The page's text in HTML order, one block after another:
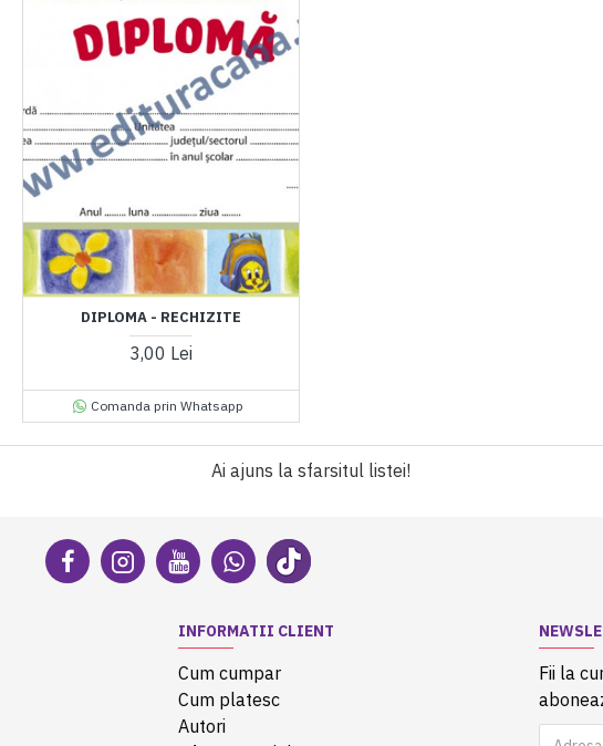
DIPLOMA - RECHIZITE
3,00 Lei
Comanda prin Whatsapp
Ai ajuns la sfarsitul listei!
INFORMATII CLIENT
Cum cumpar
Cum platesc
Autori
Fii la